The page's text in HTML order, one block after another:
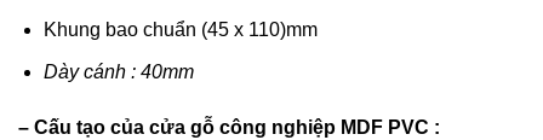
Khung bao chuẩn (45 x 110)mm
Dày cánh : 40mm
– Cấu tạo của cửa gỗ công nghiệp MDF PVC :